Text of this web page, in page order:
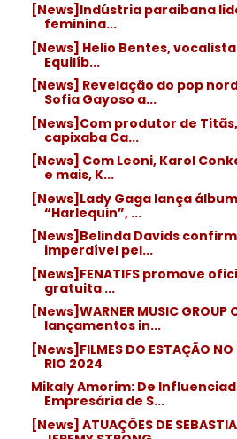
[News]Indústria paraibana
feminina...
[News] Helio Bentes,
Equilíb...
[News] Revelação do pop
Sofia Gayoso a...
[News]Com produtor de
capixaba Ca...
[News] Com Leoni, Karol
e mais, K...
[News]Lady Gaga lança
“Harlequin”, ...
[News]Belinda Davids
imperdível pel...
[News]FENATIFS promove
gratuita ...
[News]WARNER MUSIC
lançamentos in...
[News]FILMES DO ESTAÇÃO NO
RIO 2024
Mikaly Amorim: De
Empresária de S...
[News] ATUAÇÕES DE